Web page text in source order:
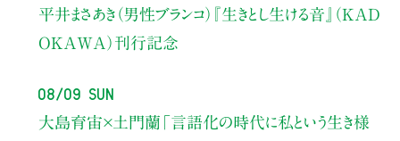
平井まさあき（男性ブランコ） 『生きとし生ける音』（KAD
OKAWA）刊行記念
08/09 Sun
大島育宙×土門蘭 「言語化の時代に私という生き様